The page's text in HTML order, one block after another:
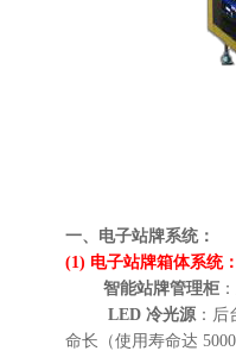
一、电子站牌系统：
(1) 电子站牌箱体系统：
智能站牌管理柜
LED 冷光源：后
命长（使用寿命达